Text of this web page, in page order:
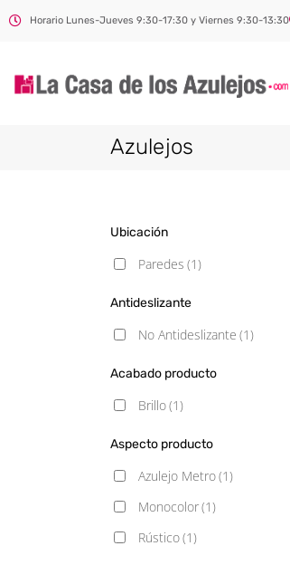
Horario Lunes-Jueves 9:30-17:30 y Viernes 9:30-13:30
Azulejos
Ubicación
Paredes (1)
Antideslizante
No Antideslizante (1)
Acabado producto
Brillo(1)
Aspecto producto
Azulejo Metro(1)
Monocolor(1)
Rústico(1)